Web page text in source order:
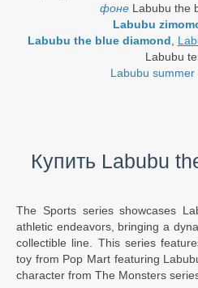
фоне Labubu the
Labubu
Labubu the blue diamond,
Labubu
Labubu summer
Купить Labubu
The Sports series showcases
athletic endeavors, bringing a
collectible line. This series
toy from Pop Mart featuring
character from The Monsters